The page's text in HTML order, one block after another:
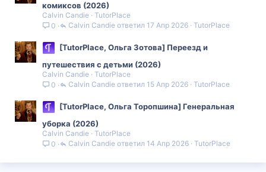
комиксов (2026)
Calvin Candie TutorPlace
0
TutorPlace
17 Апр 2026
Calvin Candie
[TutorPlace, Ольга Зотова] Переезд и
путешествия с детьми (2026)
Calvin Candie TutorPlace
0
TutorPlace
15 Апр 2026
Calvin Candie
[TutorPlace, Ольга Торопшина] Генеральная
уборка (2026)
Calvin Candie TutorPlace
0
TutorPlace
14 Апр 2026
Calvin Candie